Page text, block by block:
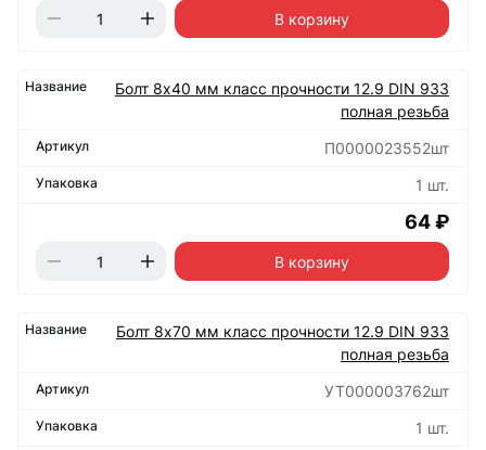
В корзину
Болт 8х40 мм класс прочности 12.9 DIN 933
полная резьба
П0000023552шт
1 шт.
64 ₽
В корзину
Болт 8х70 мм класс прочности 12.9 DIN 933
полная резьба
УТ000003762шт
1 шт.